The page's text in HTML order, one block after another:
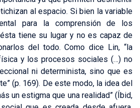
al espacio. Si bien la variable
para la comprensión de los
tiene su lugar y no es capaz de
del todo. Como dice Lin, “la
y los procesos sociales (…) no
ni determinista, sino que es
(p. 169). De este modo, la idea del
un estigma que una realidad” (Íbid,